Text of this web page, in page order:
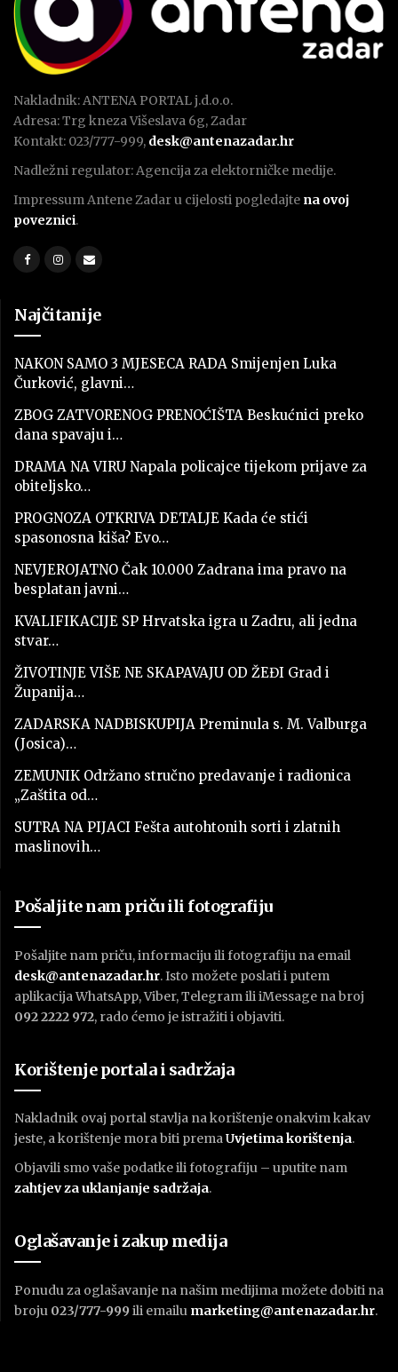
Nakladnik: ANTENA PORTAL j.d.o.o.
Adresa: Trg kneza Višeslava 6g, Zadar
Kontakt: 023/777-999, desk@antenazadar.hr
Nadležni regulator: Agencija za elektorničke medije.
Impressum Antene Zadar u cijelosti pogledajte na ovoj
poveznici.
Najčitanije
NAKON SAMO 3 MJESECA RADA Smijenjen Luka
Čurković, glavni…
ZBOG ZATVORENOG PRENOĆIŠTA Beskućnici preko
dana spavaju i…
DRAMA NA VIRU Napala policajce tijekom prijave za
obiteljsko…
PROGNOZA OTKRIVA DETALJE Kada će stići
spasonosna kiša? Evo…
NEVJEROJATNO Čak 10.000 Zadrana ima pravo na
besplatan javni…
KVALIFIKACIJE SP Hrvatska igra u Zadru, ali jedna
stvar…
ŽIVOTINJE VIŠE NE SKAPAVAJU OD ŽEĐI Grad i
Županija…
ZADARSKA NADBISKUPIJA Preminula s. M. Valburga
(Josica)…
ZEMUNIK Održano stručno predavanje i radionica
„Zaštita od…
SUTRA NA PIJACI Fešta autohtonih sorti i zlatnih
maslinovih…
Pošaljite nam priču ili fotografiju
Pošaljite nam priču, informaciju ili fotografiju na email
desk@antenazadar.hr. Isto možete poslati i putem
aplikacija WhatsApp, Viber, Telegram ili iMessage na broj
092 2222 972, rado ćemo je istražiti i objaviti.
Korištenje portala i sadržaja
Nakladnik ovaj portal stavlja na korištenje onakvim kakav
jeste, a korištenje mora biti premaUvjetima korištenja.
Objavili smo vaše podatke ili fotografiju – uputite nam
zahtjev za uklanjanje sadržaja.
Oglašavanje i zakup medija
Ponudu za oglašavanje na našim medijima možete dobiti na
broju 023/777-999 ili emailu marketing@antenazadar.hr.